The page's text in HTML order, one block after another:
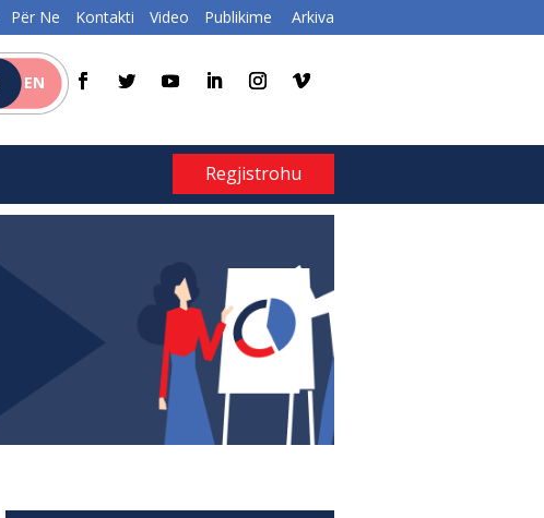
Për Ne Kontakti Video Publikime Arkiva
EN
Regjistrohu